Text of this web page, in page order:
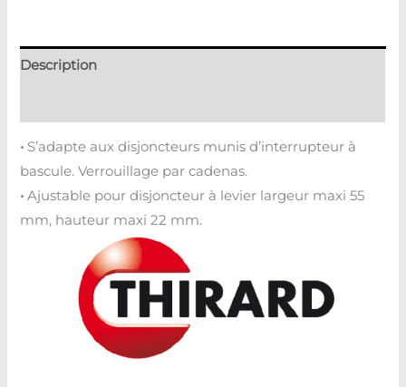
Description
• S’adapte aux disjoncteurs munis d’interrupteur à
bascule. Verrouillage par cadenas.
• Ajustable pour disjoncteur à levier largeur maxi 55
mm, hauteur maxi 22 mm.